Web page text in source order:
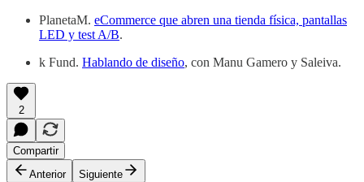
PlanetaM. eCommerce que abren una tienda física, pantallas
LED y test A/B.
k Fund. Hablando de diseño, con Manu Gamero y Saleiva.
2
Compartir
Anterior
Siguiente